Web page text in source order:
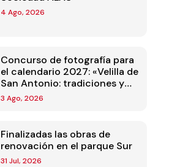
4 Ago, 2026
Concurso de fotografía para
el calendario 2027: «Velilla de
San Antonio: tradiciones y
paisajes»
3 Ago, 2026
Finalizadas las obras de
renovación en el parque Sur
31 Jul, 2026